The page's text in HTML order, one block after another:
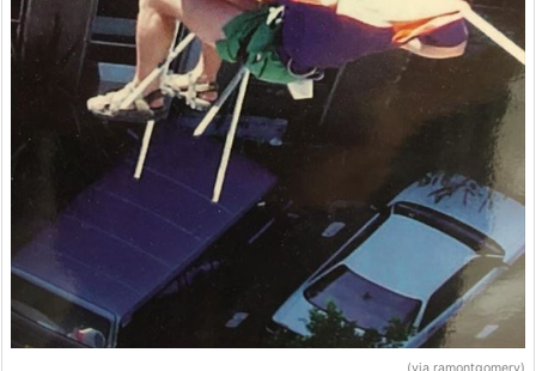
(via ramontgomery)